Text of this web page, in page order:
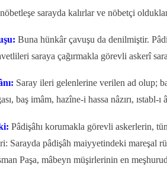
sarayda kalırlar ve nöbetçi
Buna hünkâr çavuşu da denilmiştir.
saraya çağırmakla görevli askerî
Saray ileri gelenlerine verilen ad olup;
baş imâm, hazîne-i hassa nâzırı,
Pâdişâhı korumakla görevli askerlerin,
Sarayda pâdişâh maiyyetindeki mareşal
Paşa, mâbeyn müşirlerinin en